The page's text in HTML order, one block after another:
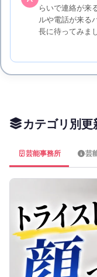
らいで連絡が来
ルや電話が来る
長に待ってみま
カテゴリ別更
芸能事務所 芸